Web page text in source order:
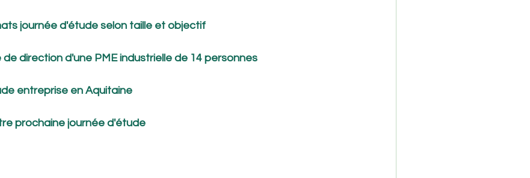
journée d'étude selon taille et objectif
direction d'une PME industrielle de 14 personnes
entreprise en Aquitaine
prochaine journée d'étude